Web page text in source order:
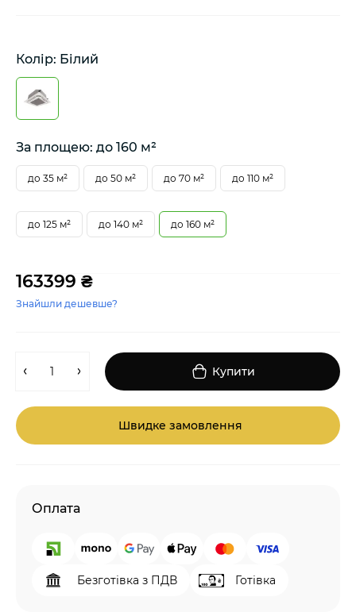
Колір: Білий
За площею: до 160 м²
до 35 м² до 50 м² до 70 м² до 110 м²
до 125 м² до 140 м² до 160 м²
163399 ₴
Знайшли дешевше?
Купити
Швидке замовлення
Оплата
Безготівка з ПДВ Готівка